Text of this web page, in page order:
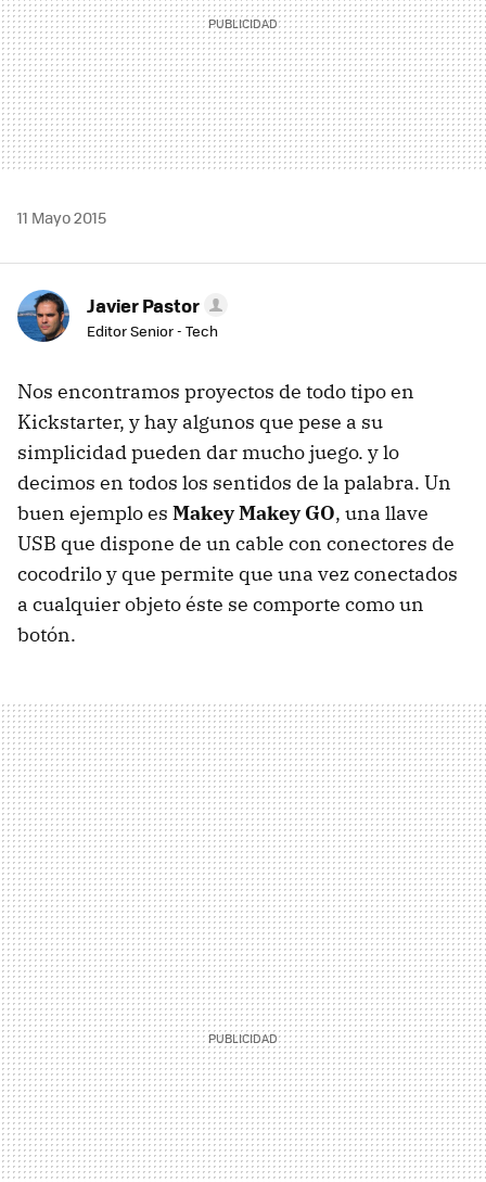
11 Mayo 2015
Javier Pastor
Editor Senior - Tech
Nos encontramos proyectos de todo tipo en
Kickstarter, y hay algunos que pese a su
simplicidad pueden dar mucho juego. y lo
decimos en todos los sentidos de la palabra. Un
buen ejemplo es Makey Makey GO, una llave
USB que dispone de un cable con conectores de
cocodrilo y que permite que una vez conectados
a cualquier objeto éste se comporte como un
botón.